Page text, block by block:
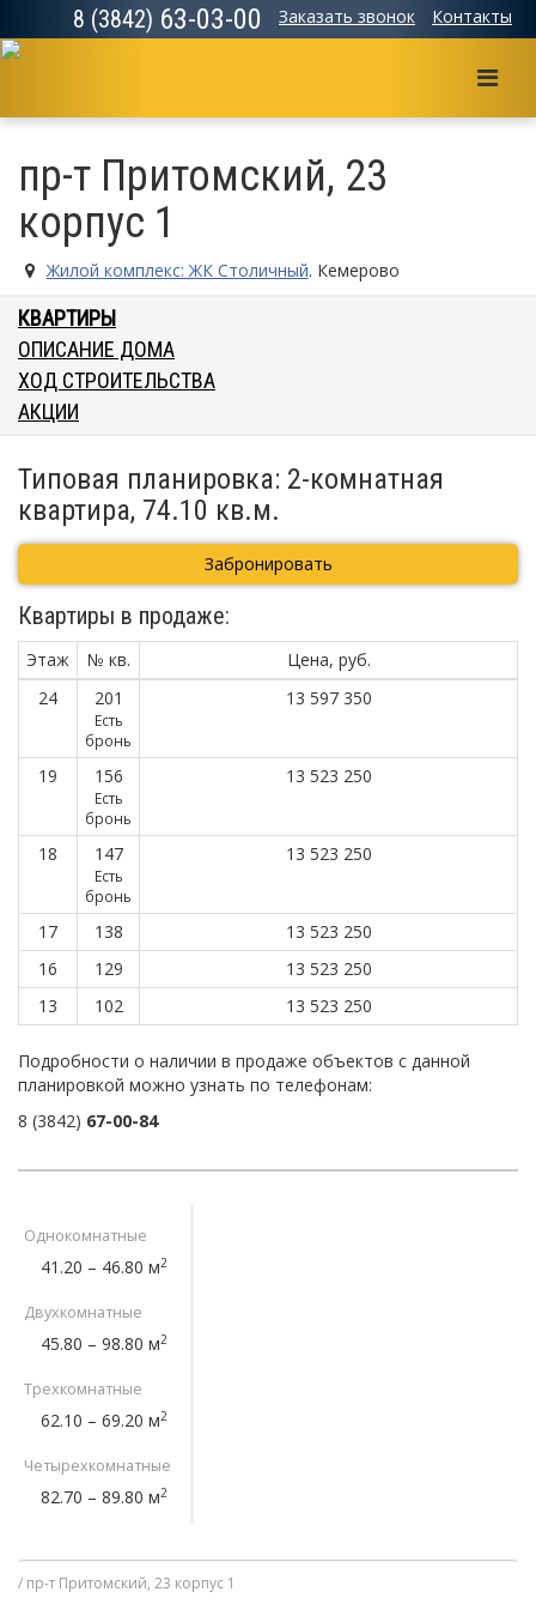
8 (3842) 63-03-00 Заказать звонок Контакты
пр-т Притомский, 23
корпус 1
Жилой комплекс: ЖК Столичный. Кемерово
КВАРТИРЫ
ОПИСАНИЕ ДОМА
ХОД СТРОИТЕЛЬСТВА
АКЦИИ
Типовая планировка: 2-комнатная
квартира, 74.10 кв.м.
Забронировать
Квартиры в продаже:
Этаж № кв.
Цена, руб.
24
201
Есть
бронь
13 597 350
19 156
Есть
бронь
13 523 250
18 147
Есть
бронь
13 523 250
17 138
13 523 250
16
129
13 523 250
13
102 13 523 250
Подробности о наличии в продаже объектов с данной
планировкой можно узнать по телефонам:
8 (3842) 67-00-84
Однокомнатные
41.20 – 46.80 м2
Двухкомнатные
45.80 – 98.80 м2
Трехкомнатные
62.10 – 69.20 м2
Четырехкомнатные
82.70 – 89.80 м2
пр-т Притомский, 23 корпус 1